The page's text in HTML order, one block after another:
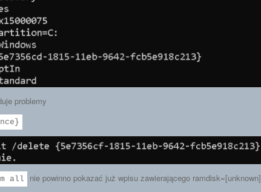
problemy
all
nie powinno pokazać już wpisu zawierającego ramdisk=[unknown]